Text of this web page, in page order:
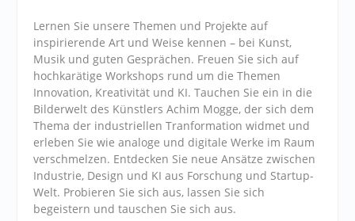
Lernen Sie unsere Themen und Projekte auf
inspirierende Art und Weise kennen – bei Kunst,
Musik und guten Gesprächen. Freuen Sie sich auf
hochkarätige Workshops rund um die Themen
Innovation, Kreativität und KI. Tauchen Sie ein in die
Bilderwelt des Künstlers Achim Mogge, der sich dem
Thema der industriellen Tranformation widmet und
erleben Sie wie analoge und digitale Werke im Raum
verschmelzen. Entdecken Sie neue Ansätze zwischen
Industrie, Design und KI aus Forschung und Startup-
Welt. Probieren Sie sich aus, lassen Sie sich
begeistern und tauschen Sie sich aus.